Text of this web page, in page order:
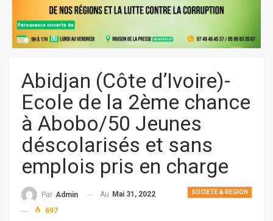
Abidjan (Côte d’Ivoire)-
Ecole de la 2ème chance
à Abobo/50 Jeunes
déscolarisés et sans
emplois pris en charge
SOCIETE & REGION
Par Admin Au Mai 31, 2022
697